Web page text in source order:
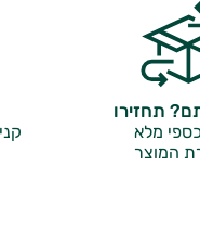
תחזירו
מלא
המוצר